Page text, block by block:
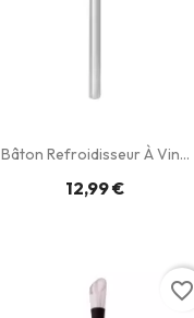
Bâton Refroidisseur À Vin...
12,99 €
favorite_border